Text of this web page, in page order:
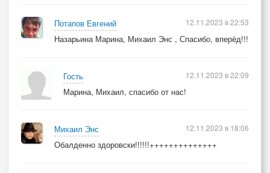
Но песня ещё не спета
Потомками "щук" и "эсок"!
И дело труба, но скоро
Продуем балласт в цистернах,
Ты спину, моряк, не горби -
Потапов Евгений
Назарьина Марина, Михаил Энс , Спасибо, вперёд!!!
12.11.2023 в 22:53
Гость
Марина, Михаил, спасибо от нас!
12.11.2023 в 22:09
Михаил Энс
Обалденно здоровски!!!!!!++++++++++++++
12.11.2023 в 18:06